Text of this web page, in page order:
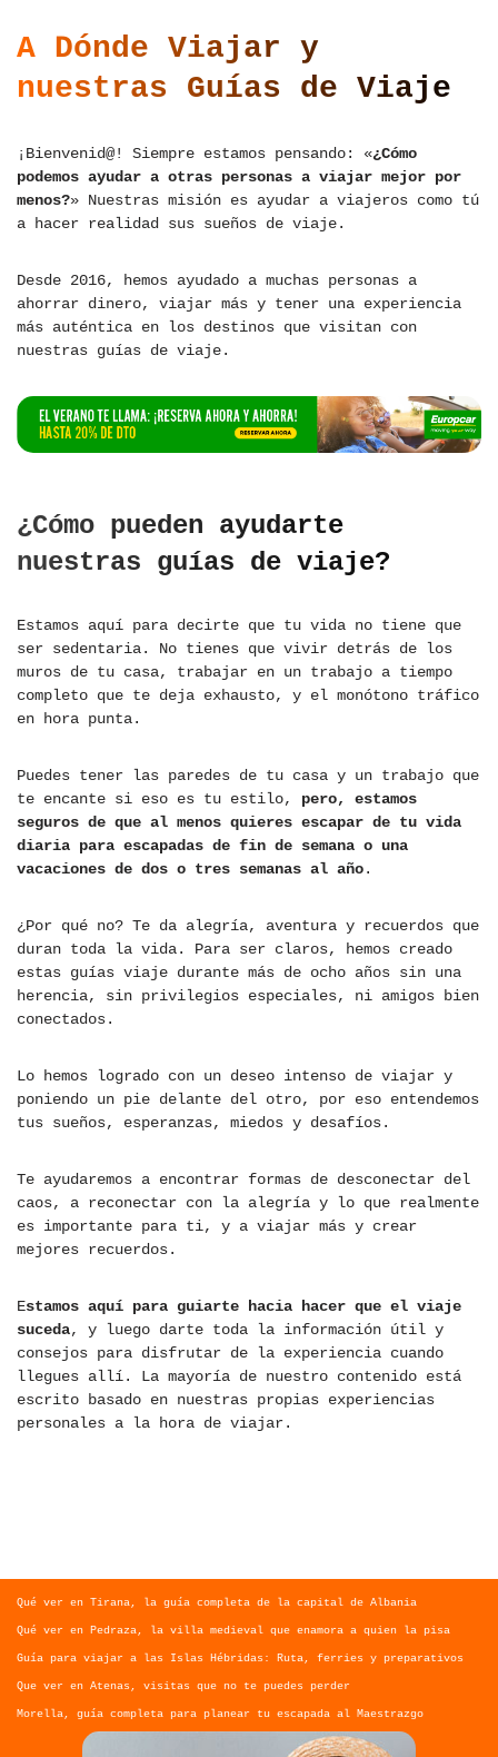
A Dónde Viajar y
nuestras Guías de Viaje
¡Bienvenid@! Siempre estamos pensando: «¿Cómo
podemos ayudar a otras personas a viajar mejor por
menos?» Nuestras misión es ayudar a viajeros como tú
a hacer realidad sus sueños de viaje.
Desde 2016, hemos ayudado a muchas personas a
ahorrar dinero, viajar más y tener una experiencia
más auténtica en los destinos que visitan con
nuestras guías de viaje.
¿Cómo pueden ayudarte
nuestras guías de viaje?
Estamos aquí para decirte que tu vida no tiene que
ser sedentaria. No tienes que vivir detrás de los
muros de tu casa, trabajar en un trabajo a tiempo
completo que te deja exhausto, y el monótono tráfico
en hora punta.
Puedes tener las paredes de tu casa y un trabajo que
te encante si eso es tu estilo, pero, estamos
seguros de que al menos quieres escapar de tu vida
diaria para escapadas de fin de semana o una
vacaciones de dos o tres semanas al año.
¿Por qué no? Te da alegría, aventura y recuerdos que
duran toda la vida. Para ser claros, hemos creado
estas guías viaje durante más de ocho años sin una
herencia, sin privilegios especiales, ni amigos bien
conectados.
Lo hemos logrado con un deseo intenso de viajar y
poniendo un pie delante del otro, por eso entendemos
tus sueños, esperanzas, miedos y desafíos.
Te ayudaremos a encontrar formas de desconectar del
caos, a reconectar con la alegría y lo que realmente
es importante para ti, y a viajar más y crear
mejores recuerdos.
Estamos aquí para guiarte hacia hacer que el viaje
suceda, y luego darte toda la información útil y
consejos para disfrutar de la experiencia cuando
llegues allí. La mayoría de nuestro contenido está
escrito basado en nuestras propias experiencias
personales a la hora de viajar.
Qué ver en Tirana, la guía completa de la capital de Albania
Qué ver en Pedraza, la villa medieval que enamora a quien la pisa
Guía para viajar a las Islas Hébridas: Ruta, ferries y preparativos
Que ver en Atenas, visitas que no te puedes perder
Morella, guía completa para planear tu escapada al Maestrazgo